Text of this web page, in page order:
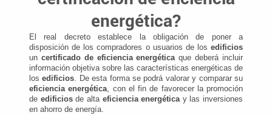
energética?
El real decreto establece la obligación de poner a
disposición de los compradores o usuarios de los edificios
un certificado de eficiencia energéticaque deberá incluir
información objetiva sobre las características energéticas de
losedificios. De esta forma se podrá valorar y comparar su
eficiencia energética, con el fin de favorecer la promoción
de edificiosde alta eficiencia energéticay las inversiones
en ahorro de energía.